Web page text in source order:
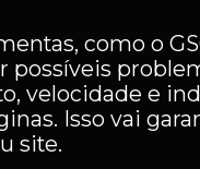
como o
possíveis
velocidade e
Isso vai
site.